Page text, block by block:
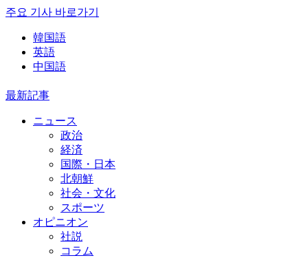
주요 기사 바로가기
韓国語
英語
中国語
最新記事
ニュース
政治
経済
国際・日本
北朝鮮
社会・文化
スポーツ
オピニオン
社説
コラム